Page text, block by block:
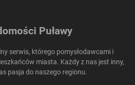
Puławy
serwis, którego pomysłodawcami i
miasta. Każdy z nas jest inny,
pasja do naszego regionu.